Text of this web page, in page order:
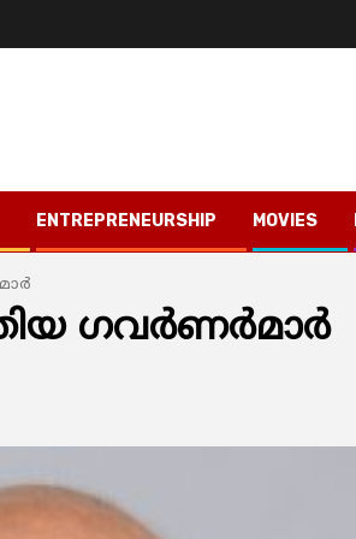
ENTREPRENEURSHIP MOVIES
ഗവര്‍ണര്‍മാര്‍